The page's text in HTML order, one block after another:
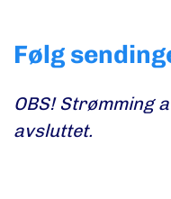
Følg
OBS! Strømming
avsluttet.